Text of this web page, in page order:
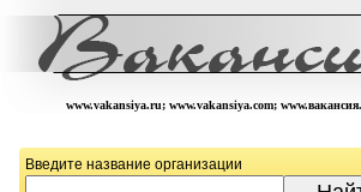
www.vakansiya.ru; www.vakansiya.com;
Введите название организации